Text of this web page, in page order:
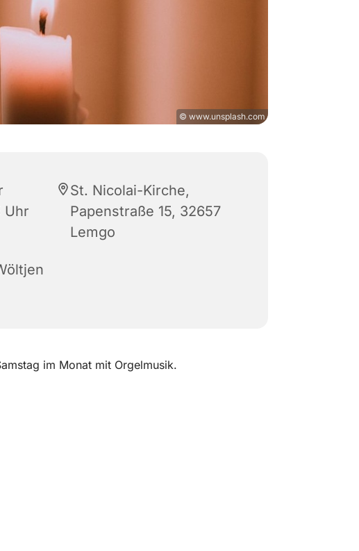
© www.unsplash.com
Uhr
St. Nicolai-Kirche,
Papenstraße 15, 32657
Lemgo
im Monat mit Orgelmusik.